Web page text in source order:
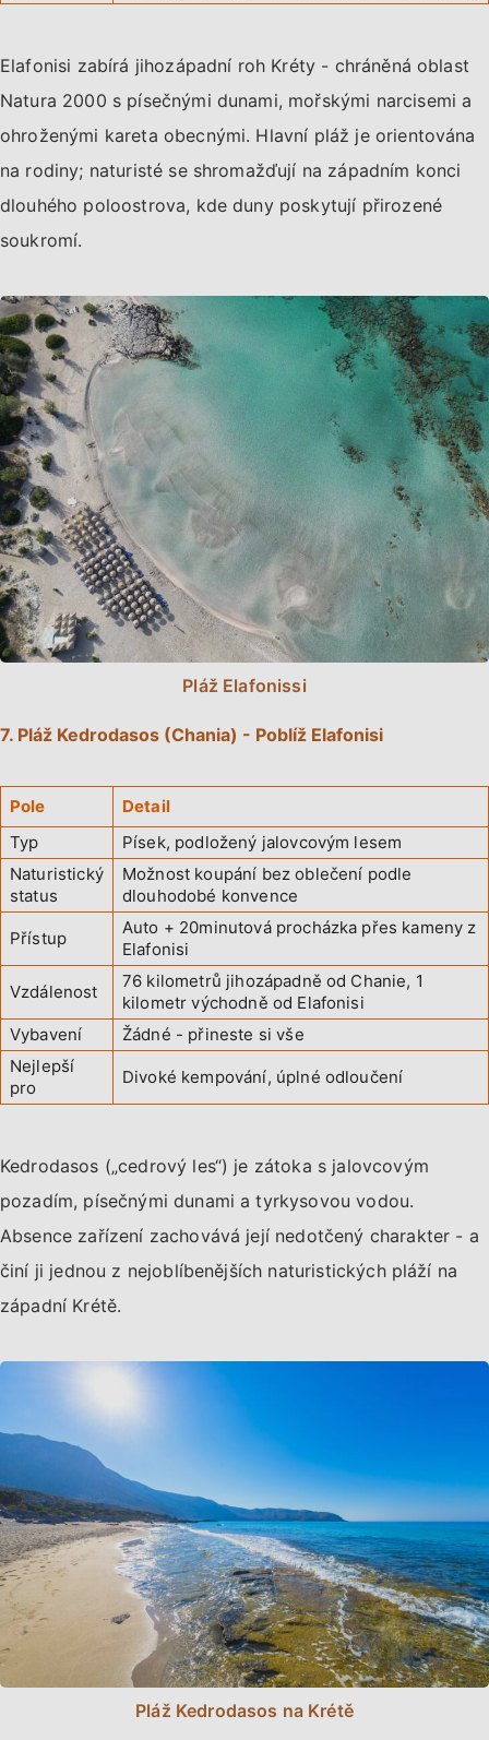
Elafonisi zabírá jihozápadní roh Kréty - chráněná oblast
Natura 2000 s písečnými dunami, mořskými narcisemi a
ohroženými kareta obecnými. Hlavní pláž je orientována
na rodiny; naturisté se shromažďují na západním konci
dlouhého poloostrova, kde duny poskytují přirozené
soukromí.
Pláž Elafonissi
7. Pláž Kedrodasos (Chania) - Poblíž Elafonisi
Pole
Detail
Typ
Písek, podložený jalovcovým lesem
Naturistický
status
Možnost koupání bez oblečení podle
dlouhodobé konvence
Přístup
Auto + 20minutová procházka přes kameny z
Elafonisi
Vzdálenost
76 kilometrů jihozápadně od Chanie, 1
kilometr východně od Elafonisi
Vybavení
Žádné - přineste si vše
Nejlepší
pro
Divoké kempování, úplné odloučení
Kedrodasos („cedrový les“) je zátoka s jalovcovým
pozadím, písečnými dunami a tyrkysovou vodou.
Absence zařízení zachovává její nedotčený charakter - a
činí ji jednou z nejoblíbenějších naturistických pláží na
západní Krétě.
Pláž Kedrodasos na Krétě